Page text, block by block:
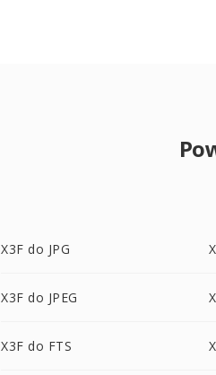
X3F do JPG
X3F do JPEG
X3F do FTS